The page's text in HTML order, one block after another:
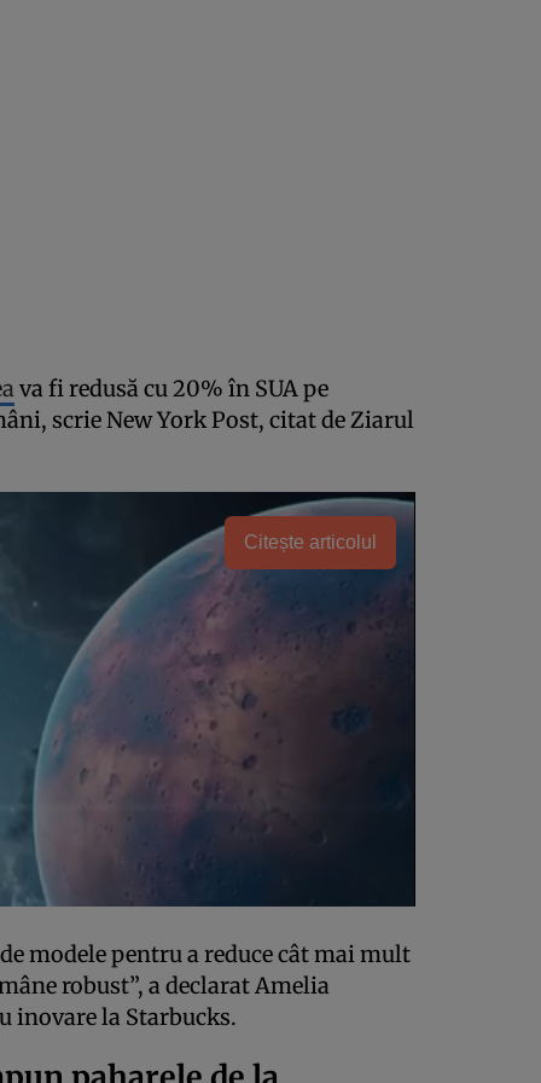
va fi redusă cu 20% în SUA pe
scrie New York Post, citat de Ziarul
Citește articolul
modele pentru a reduce cât mai mult
robust”, a declarat Amelia
inovare la Starbucks.